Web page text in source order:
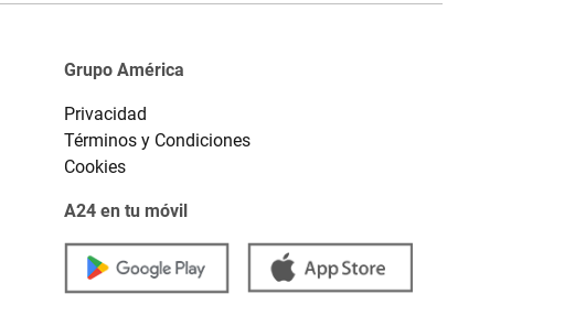
Grupo América
Privacidad
Términos y Condiciones
Cookies
A24 en tu móvil